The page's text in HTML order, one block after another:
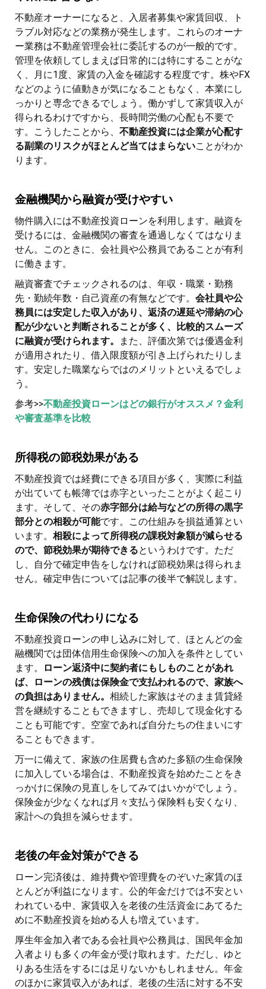
不動産オーナーになると、入居者募集や家賃回収、ト
ラブル対応などの業務が発生します。これらのオーナ
ー業務は不動産管理会社に委託するのが一般的です。
管理を依頼してしまえば日常的には特にすることがな
く、月に1度、家賃の入金を確認する程度です。株やFX
などのように値動きが気になることもなく、本業にし
っかりと専念できるでしょう。働かずして家賃収入が
得られるわけですから、長時間労働の心配も不要で
す。こうしたことから、 不動産投資には企業が心配す
る副業のリスクがほとんど当てはまらないことがわか
ります。
金融機関から融資が受けやすい
物件購入には不動産投資ローンを利用します。融資を
受けるには、金融機関の審査を通過しなくてはなりま
せん。このときに、会社員や公務員であることが有利
に働きます。
融資審査でチェックされるのは、年収・職業・勤務
先・勤続年数・自己資産の有無などです。 会社員や公
務員には安定した収入があり、返済の遅延や滞納の心
配が少ないと判断されることが多く、比較的スムーズ
に融資が受けられます。
また、評価次第では優遇金利
が適用されたり、借入限度額が引き上げられたりしま
す。安定した職業ならではのメリットといえるでしょ
う。
参考>>不動産投資ローンはどの銀行がオススメ？金利
や審査基準を比較
所得税の節税効果がある
不動産投資では経費にできる項目が多く、実際に利益
が出ていても帳簿では赤字といったことがよく起こり
ます。そして、その赤字部分は給与などの所得の黒字
部分との相殺が可能です。この仕組みを損益通算とい
います。 相殺によって所得税の課税対象額が減らせる
ので、節税効果が期待できるというわけです。ただ
し、自分で確定申告をしなければ節税効果は得られま
せん。確定申告については記事の後半で解説します。
生命保険の代わりになる
不動産投資ローンの申し込みに対して、ほとんどの金
融機関では団体信用生命保険への加入を条件としてい
ます。
ローン返済中に契約者にもしものことがあれ
ば、ローンの残債は保険金で支払われるので、家族へ
の負担はありません。 相続した家族はそのまま賃貸経
営を継続することもできますし、売却して現金化する
ことも可能です。空室であれば自分たちの住まいにす
ることもできます。
万一に備えて、家族の住居費も含めた多額の生命保険
に加入している場合は、不動産投資を始めたことをき
っかけに保険の見直しをしてみてはいかがでしょう。
保険金が少なくなれば月々支払う保険料も安くなり、
家計への負担を減らせます。
老後の年金対策ができる
ローン完済後は、維持費や管理費をのぞいた家賃のほ
とんどが利益になります。公的年金だけでは不安とい
われている中、家賃収入を老後の生活資金にあてるた
めに不動産投資を始める人も増えています。
厚生年金加入者である会社員や公務員は、国民年金加
入者よりも多くの年金が受け取れます。ただし、ゆと
りある生活をするには足りないかもしれません。年金
のほかに家賃収入があれば、老後の生活に対する不安